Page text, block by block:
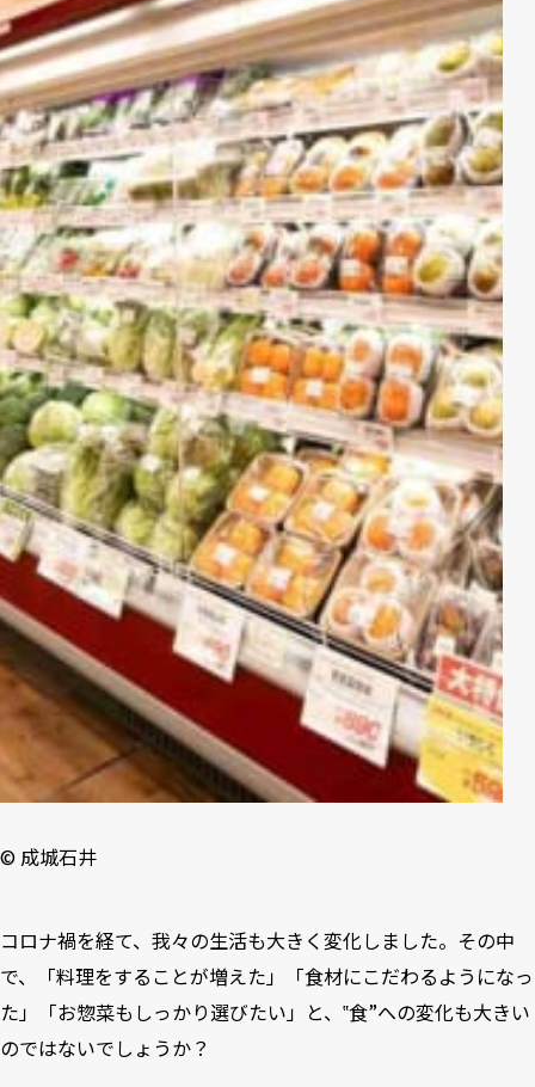
©︎ 成城石井
コロナ禍を経て、我々の生活も大きく変化しました。その中
で、「料理をすることが増えた」「食材にこだわるようになっ
た」「お惣菜もしっかり選びたい」と、‟食”への変化も大きい
のではないでしょうか？